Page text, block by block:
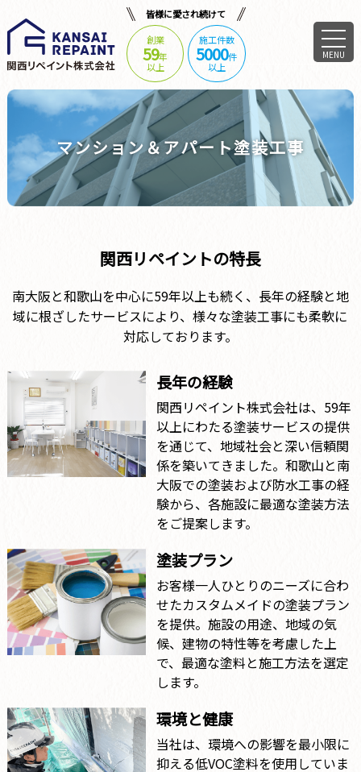
皆様に愛され続けて
創業
59年
以上
施工件数
5000件
以上
MENU
マンション＆アパート塗装工事
関西リペイントの特長
南大阪と和歌山を中心に59年以上も続く、長年の経験と地
域に根ざしたサービスにより、様々な塗装工事にも柔軟に
対応しております。
長年の経験
関西リペイント株式会社は、59年
以上にわたる塗装サービスの提供
を通じて、地域社会と深い信頼関
係を築いてきました。和歌山と南
大阪での塗装および防水工事の経
験から、各施設に最適な塗装方法
をご提案します。
塗装プラン
お客様一人ひとりのニーズに合わ
せたカスタムメイドの塗装プラン
を提供。施設の用途、地域の気
候、建物の特性等を考慮した上
で、最適な塗料と施工方法を選定
します。
環境と健康
当社は、環境への影響を最小限に
抑える低VOC塗料を使用していま